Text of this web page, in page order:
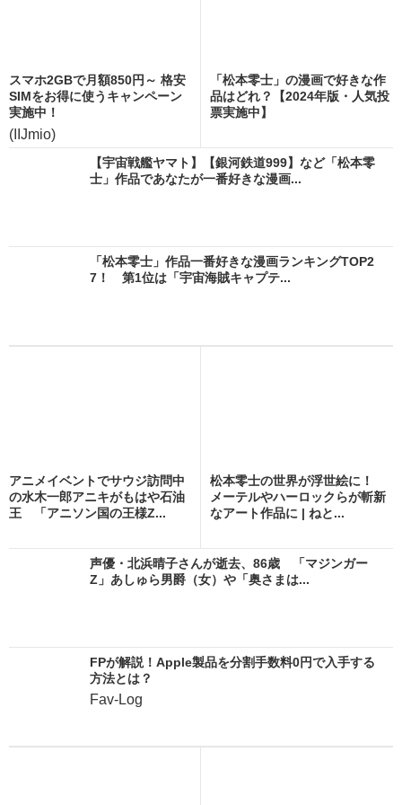
スマホ2GBで月額850円～ 格安
SIMをお得に使うキャンペーン
実施中！
(IIJmio)
「松本零士」の漫画で好きな作
品はどれ？【2024年版・人気投
票実施中】
【宇宙戦艦ヤマト】【銀河鉄道999】など「松本零
士」作品であなたが一番好きな漫画...
「松本零士」作品一番好きな漫画ランキングTOP2
7！ 第1位は「宇宙海賊キャプテ...
アニメイベントでサウジ訪問中
の水木一郎アニキがもはや石油
王 「アニソン国の王様Z...
松本零士の世界が浮世絵に！
メーテルやハーロックらが斬新
なアート作品に | ねと...
声優・北浜晴子さんが逝去、86歳 「マジンガー
Z」あしゅら男爵（女）や「奥さまは...
FPが解説！Apple製品を分割手数料0円で入手する
方法とは？
Fav-Log